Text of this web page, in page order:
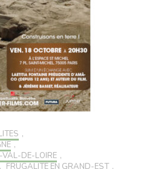
,
,
VAL-DE-LOIRE ,
, FRUGALITÉ EN GRAND-EST ,